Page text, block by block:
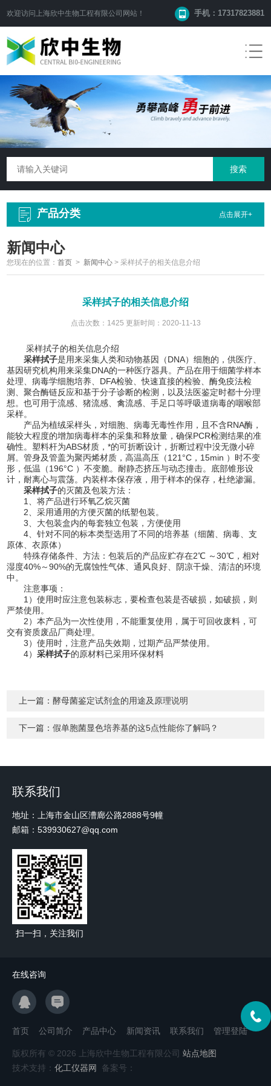
欢迎访问 上海欣中生物工程有限公司 网站！ 手机：17317823881
产品分类 点击展开+
新闻中心
您现在的位置：首页 > 新闻中心 >采样拭子的相关信息介绍
采样拭子的相关信息介绍
点击次数：1425 更新时间：2020-11-13
采样拭子的相关信息介绍
采样拭子是用来采集人类和动物基因（DNA）细胞的，供医疗、
基因研究机构用来采集DNA的一种医疗器具。产品在用于细菌学样本
处理、病毒学细胞培养、DFA检验、快速直接的检验、酶免疫法检
测、聚合酶链反应和基于分子诊断的检测，以及法医鉴定时都十分理
想。也可用于流感、猪流感、禽流感、手足口等呼吸道病毒的咽喉部
采样。
产品为植绒采样头，对细胞、病毒无毒性作用，且不含RNA酶，
能较大程度的增加病毒样本的采集和释放量，确保PCR检测结果的准
确性。塑料杆为ABS材质，*的可折断设计，折断过程中没无微小碎
屑。管身及管盖为聚丙烯材质，高温高压（121°C，15min ）时不变
形，低温（196°C ）不变脆。耐静态挤压与动态撞击。底部锥形设
计，耐离心与震荡。内装样本保存液，用于样本的保存，杜绝渗漏。
采样拭子的灭菌及包装方法：
1、将产品进行环氧乙烷灭菌
2、采用通用的方便灭菌的纸塑包装。
3、大包装盒内的每套独立包装，方便使用
4、针对不同的标本类型选用了不同的培养基（细菌、病毒、支
原体、衣原体）
特殊存储条件、方法：包装后的产品应贮存在2℃ ～30℃，相对
湿度40%～90%的无腐蚀性气体、通风良好、阴凉干燥、清洁的环境
中。
注意事项：
1）使用时应注意包装标志，要检查包装是否破损，如破损，则
严禁使用。
2）本产品为一次性使用，不能重复使用，属于可回收废料，可
交有资质废品厂商处理。
3）使用时，注意产品失效期，过期产品严禁使用。
4）采样拭子的原材料已采用环保材料
上一篇：酵母菌鉴定试剂盒的用途及原理说明
下一篇：假单胞菌显色培养基的这5点性能你了解吗？
联系我们
地址：上海市金山区漕廊公路2888号9幢
邮箱：539930627@qq.com
扫一扫，关注我们
在线咨询
首页 公司简介 产品中心 新闻资讯 联系我们 管理登陆
版权所有 © 2026 上海欣中生物工程有限公司 站点地图
技术支持： 化工仪器网 备案号：